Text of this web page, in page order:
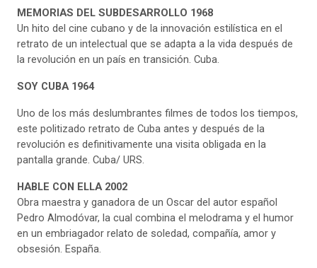
MEMORIAS DEL SUBDESARROLLO 1968
Un hito del cine cubano y de la innovación estilística en el
retrato de un intelectual que se adapta a la vida después de
la revolución en un país en transición. Cuba.
SOY CUBA 1964
Uno de los más deslumbrantes filmes de todos los tiempos,
este politizado retrato de Cuba antes y después de la
revolución es definitivamente una visita obligada en la
pantalla grande. Cuba/ URS.
HABLE CON ELLA 2002
Obra maestra y ganadora de un Oscar del autor español
Pedro Almodóvar, la cual combina el melodrama y el humor
en un embriagador relato de soledad, compañía, amor y
obsesión. España.